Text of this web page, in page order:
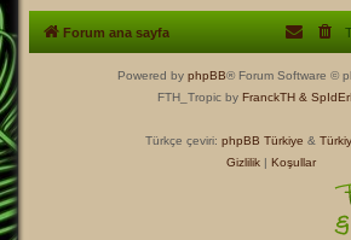
Forum ana sayfa
Powered by phpBB® Forum Software ©
FTH_Tropic by FranckTH &
Türkçe çeviri: phpBB Türkiye &
Gizlilik | Koşullar